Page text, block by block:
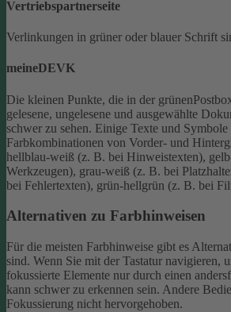
Vertriebspartnerseite
Verlinkungen in grüner oder blauer Schrift
meineDEVK
Die kleinen Punkte, die in der
gelesene, ungelesene und ausgewählte
schwer zu sehen. Einige Texte und
Farbkombinationen von Vorder- und
hellblau-weiß (z. B. bei Hinweistexten),
Werkzeugen), grau-weiß (z. B. bei
bei Fehlertexten), grün-hellgrün (z. B. bei
Alternativen zu Farbhinweisen
Für die meisten Farbhinweise gibt es
sind. Wenn Sie mit der Tastatur navigieren,
fokussierte Elemente nur durch einen
kann schwer zu erkennen sein. Andere
Fokussierung nicht hervorgehoben.